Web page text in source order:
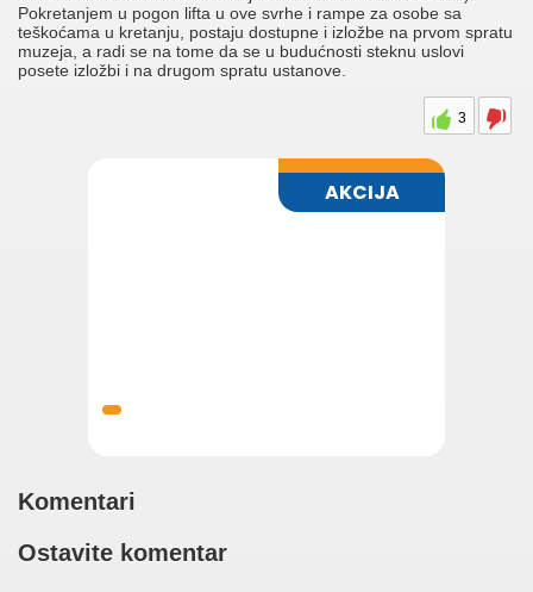
Pokretanjem u pogon lifta u ove svrhe i rampe za osobe sa
teškoćama u kretanju, postaju dostupne i izložbe na prvom spratu
muzeja, a radi se na tome da se u budućnosti steknu uslovi
posete izložbi i na drugom spratu ustanove.
3
Komentari
Ostavite komentar